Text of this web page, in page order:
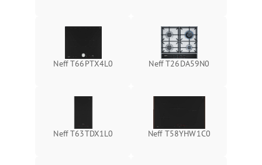
Neff T66PTX4L0 Neff T26DA59N0
Neff T63TDX1L0 Neff T58YHW1C0